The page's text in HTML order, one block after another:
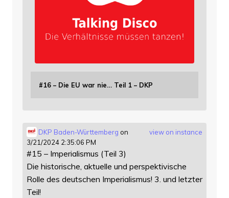
#16 – Die EU war nie… Teil 1 – DKP
view on instance
DKP Baden-Württemberg on
3/21/2024 2:35:06 PM
#15 – Imperialismus (Teil 3)
Die historische, aktuelle und perspektivische
Rolle des deutschen Imperialismus! 3. und letzter
Teil!